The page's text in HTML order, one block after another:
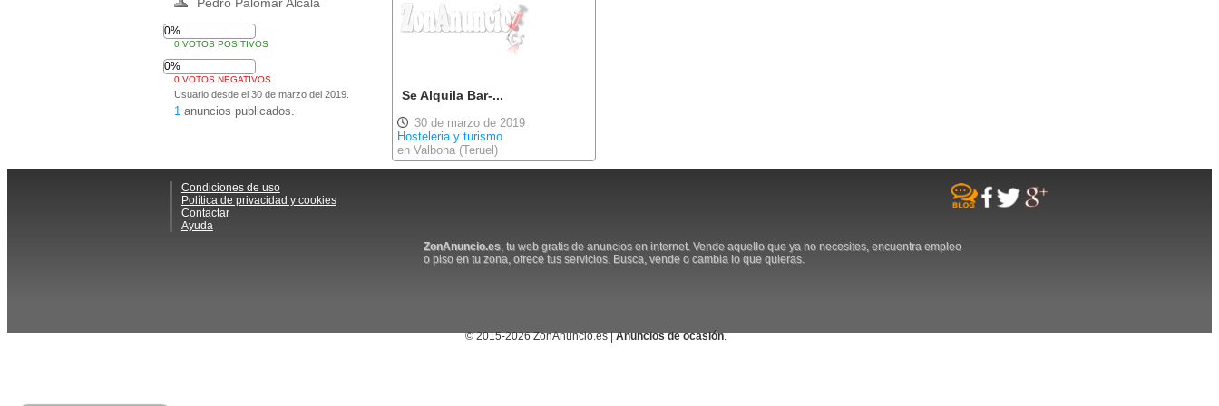
0%
0 VOTOS POSITIVOS
0%
0 VOTOS NEGATIVOS
Usuario desde el 30 de marzo del 2019.
1 anuncios publicados.
Se Alquila Bar-...
30 de marzo de 2019
Hosteleria y turismo
en Valbona (Teruel)
Condiciones de uso
Política de privacidad y cookies
Contactar
Ayuda
ZonAnuncio.es , tu web gratis de anuncios en internet. Vende aquello que ya no necesites, encuentra empleo
o piso en tu zona, ofrece tus servicios. Busca, vende o cambia lo que quieras.
© 2015-2026 ZonAnuncio.es |Anuncios de ocasión.